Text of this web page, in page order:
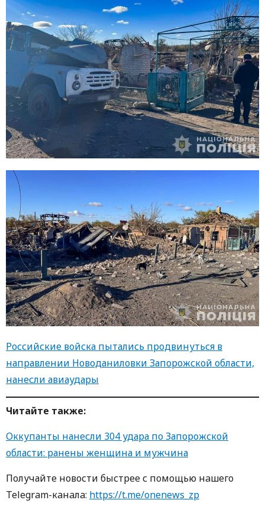
Российские войска пытались продвинуться в
направлении Новоданиловки Запорожской области,
нанесли авиаудары
Читайте также:
Оккупанты нанесли 304 удара по Запорожской
области: ранены женщина и мужчина
Получайте новости быстрее с пoмoщью нaшегo
Telegram-кaнaлa: https://t.me/onenews_zp